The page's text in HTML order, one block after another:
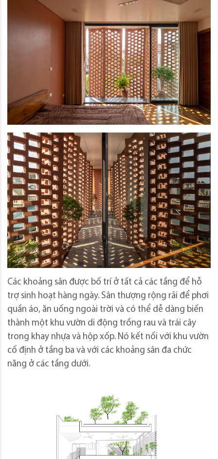
Các khoảng sân được bố trí ở tất cả các tầng để hỗ
trợ sinh hoạt hàng ngày. Sân thượng rộng rãi để phơi
quần áo, ăn uống ngoài trời và có thể dễ dàng biến
thành một khu vườn di động trồng rau và trái cây
trong khay nhựa và hộp xốp. Nó kết nối với khu vườn
cố định ở tầng ba và với các khoảng sân đa chức
năng ở các tầng dưới.